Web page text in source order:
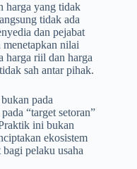
harga yang tidak
tidak ada
dan pejabat
menetapkan nilai
harga riil dan harga
sah antar pihak.
pada
“target setoran”
ini bukan
ekosistem
pelaku usaha